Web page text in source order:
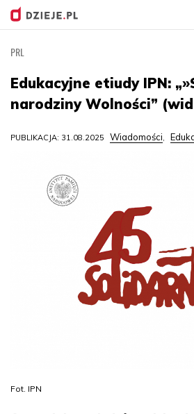
treści
PRL
Edukacyjne etiudy IPN:
narodziny Wolności”
PUBLIKACJA: 31.08.2025 Wiadomości,
Fot. IPN